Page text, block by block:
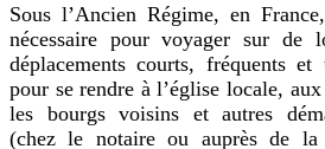
Sous l’Ancien Régime, en
nécessaire pour voyager sur de
déplacements courts, fréquents
pour se rendre à l’église locale,
les bourgs voisins et autres
(chez le notaire ou auprès de